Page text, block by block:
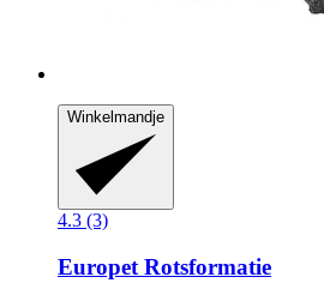
Winkelmandje
4.3 (3)
Europet Rotsformatie